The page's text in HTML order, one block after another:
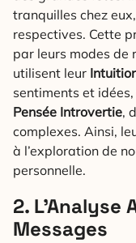
tranquilles chez
respectives. Cette
par leurs modes de
utilisent leur
sentiments et
Pensée Introvertie,
complexes. Ainsi,
à l’exploration de
personnelle.
2.
Messages